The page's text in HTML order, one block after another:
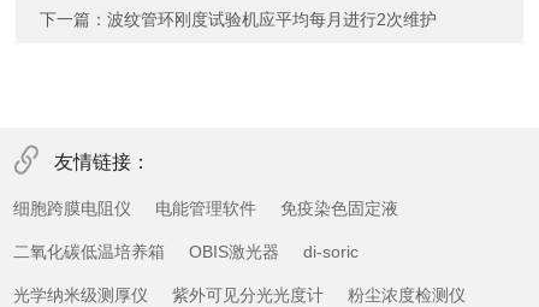
下一篇：波纹管环刚度试验机应平均每月进行2次维护
友情链接：
细胞跨膜电阻仪 电能管理软件 免疫染色固定液
二氧化碳低温培养箱 OBIS激光器 di-soric
光学纳米级测厚仪 紫外可见分光光度计 粉尘浓度检测仪